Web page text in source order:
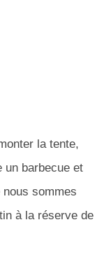
la tente,
un barbecue et
sommes
à la réserve de